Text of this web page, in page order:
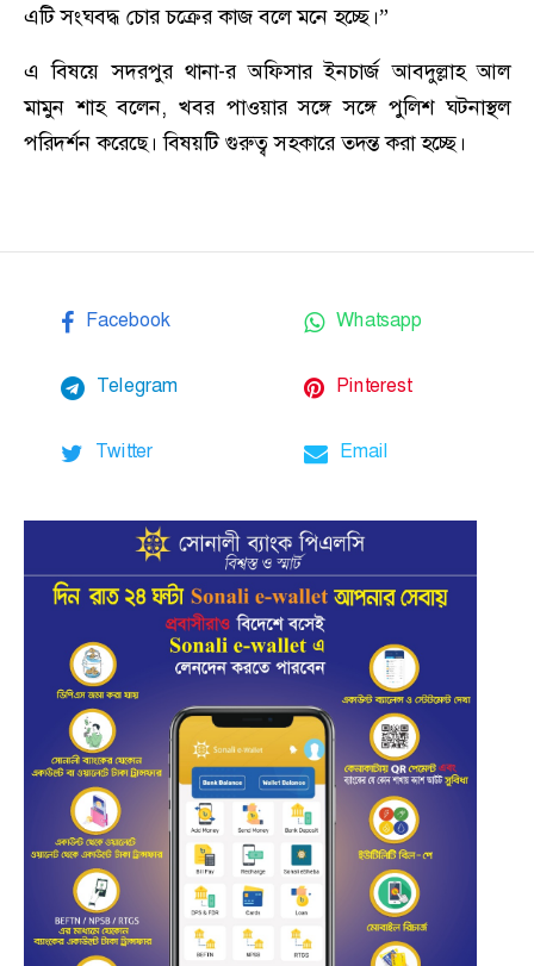
এটি সংঘবদ্ধ চোর চক্রের কাজ বলে মনে হচ্ছে।”
এ বিষয়ে সদরপুর থানা-র অফিসার ইনচার্জ আবদুল্লাহ আল
মামুন শাহ বলেন, খবর পাওয়ার সঙ্গে সঙ্গে পুলিশ ঘটনাস্থল
পরিদর্শন করেছে। বিষয়টি গুরুত্ব সহকারে তদন্ত করা হচ্ছে।
Facebook Whatsapp
Telegram Pinterest
Twitter Email